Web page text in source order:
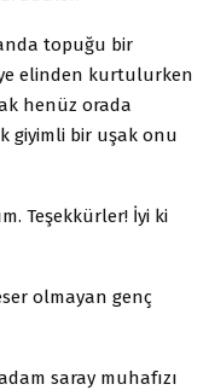
topuğu bir
elinden kurtulurken
henüz orada
giyimli bir uşak onu
Teşekkürler! İyi ki
olmayan genç
saray muhafızı